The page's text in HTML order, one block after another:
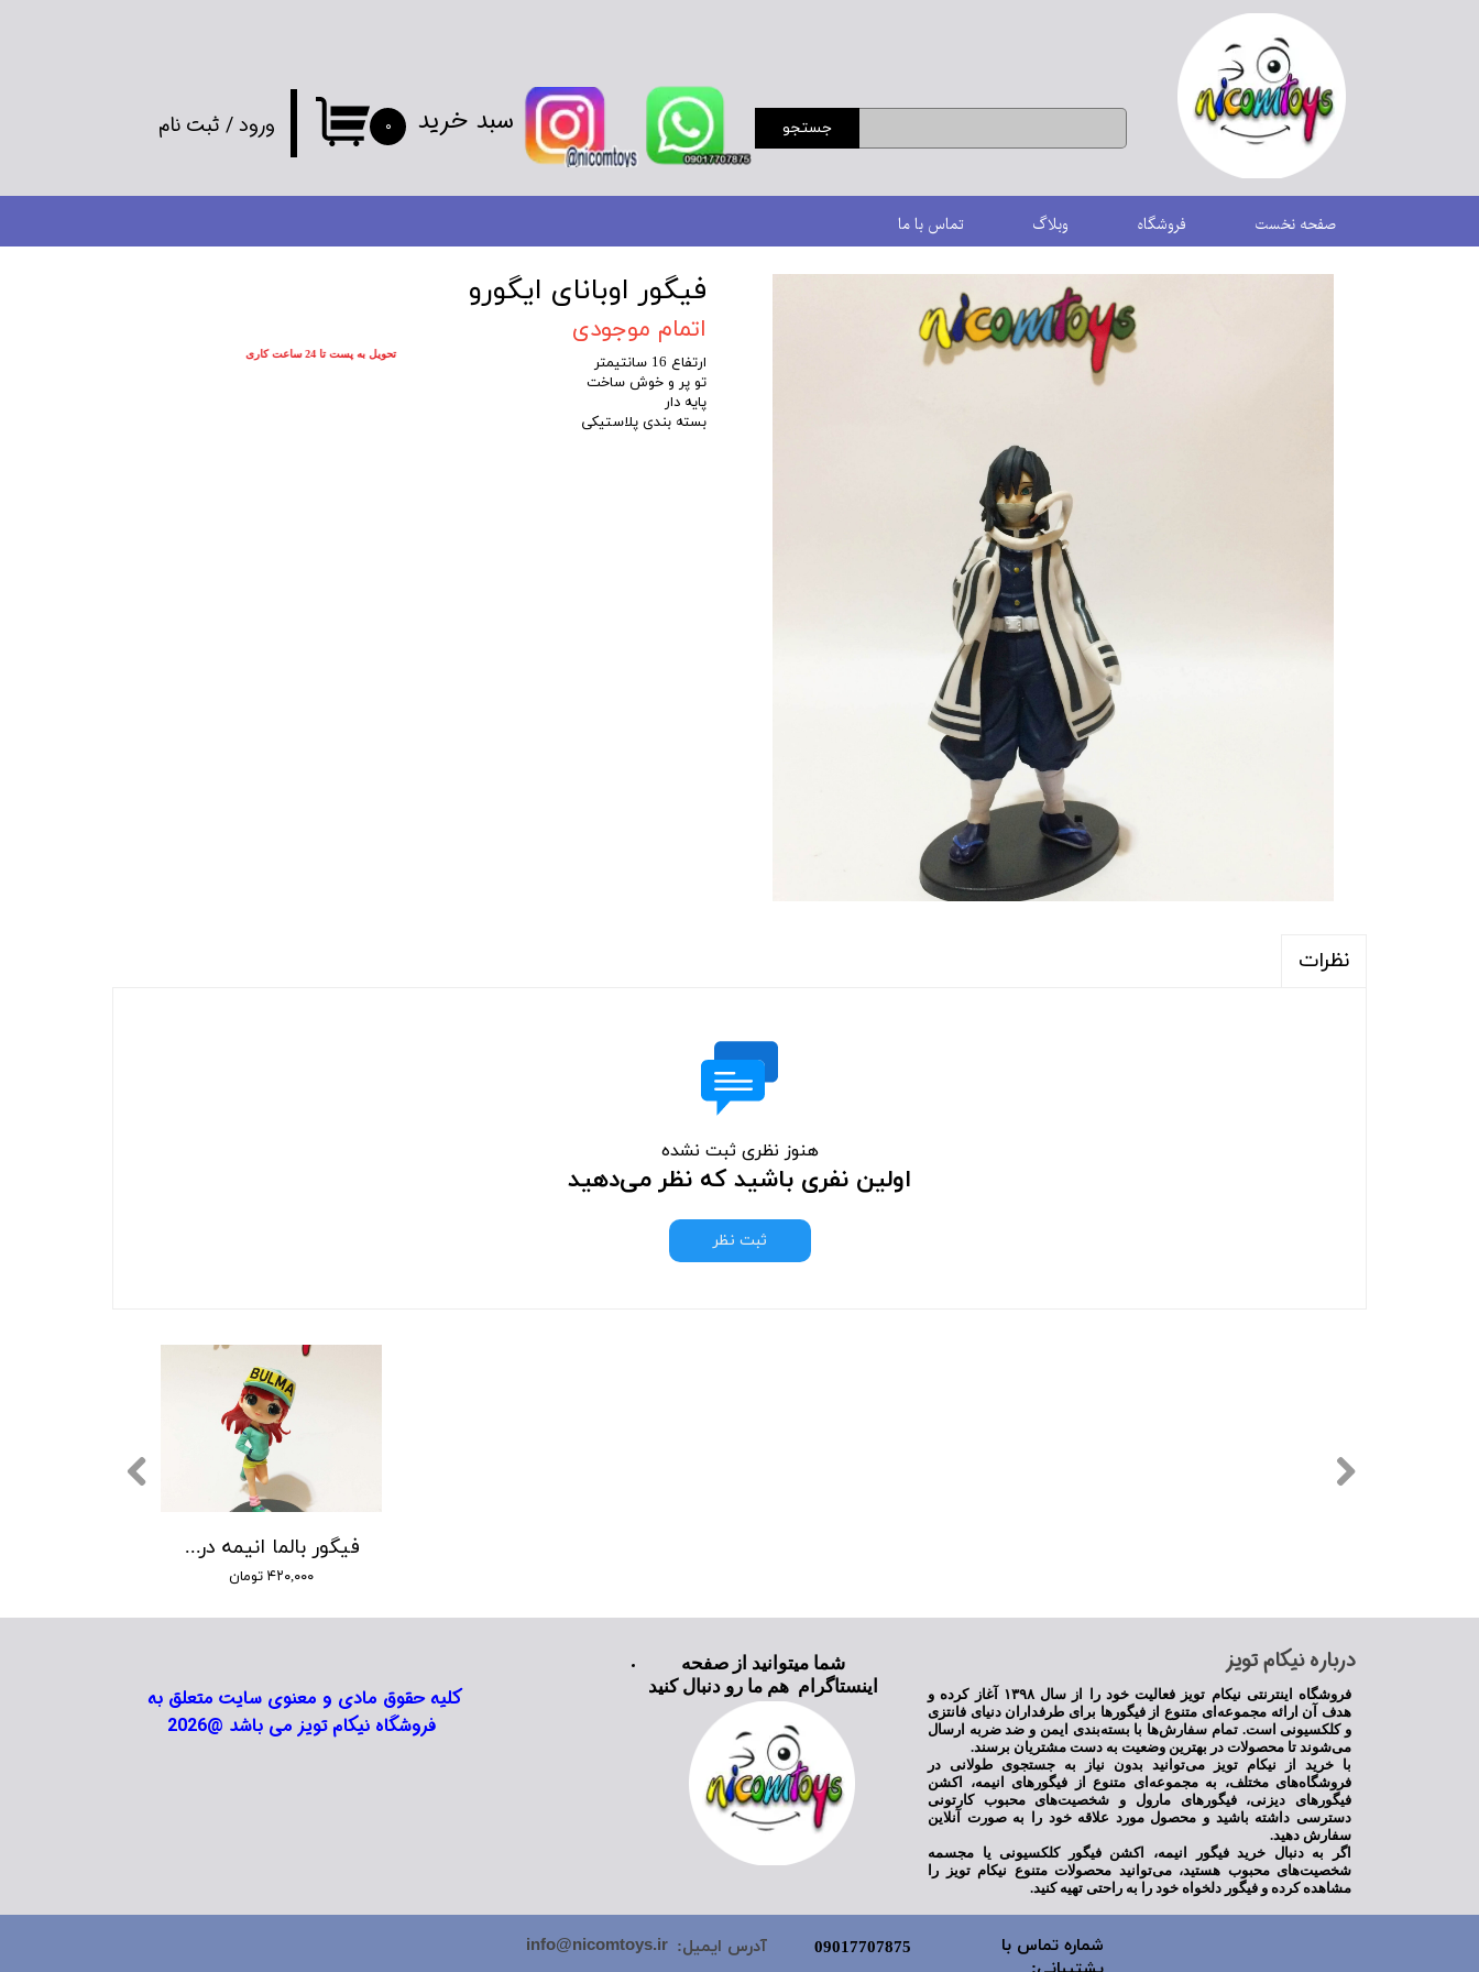
ورود/ ثبت نام جستجو ۰ سبد خرید
صفحه نخست فروشگاه وبلاگ تماس با ما
فیگور اوبانای ایگورو
اتمام موجودی
ارتفاع 16 سانتیمتر
تو پر و خوش ساخت
پایه دار
بسته بندی پلاستیکی
نظرات
هنوز نظری ثبت نشده
اولین نفری باشید که نظر می‌دهید
ثبت نظر
فیگور بالما انیمه دراگون بال
۴۲۰,۰۰۰ تومان
تحویل به پست تا 24 ساعت کاری
​درباره نیکام تویز
فروشگاه اینترنتی نیکام تویز فعالیت خود را از سال ۱۳۹۸ آغاز کرده و
هدف آن ارائه مجموعه‌ای متنوع از فیگورها برای طرفداران دنیای فانتزی
و کلکسیونی است. تمام سفارش‌ها با بسته‌بندی ایمن و ضد ضربه ارسال
می‌شوند تا محصولات در بهترین وضعیت به دست مشتریان برسند.
با خرید از نیکام تویز می‌توانید بدون نیاز به جستجوی طولانی در
فروشگاه‌های مختلف، به مجموعه‌ای متنوع از فیگورهای انیمه، اکشن
فیگورهای دیزنی، فیگورهای مارول و شخصیت‌های محبوب کارتونی
دسترسی داشته باشید و محصول مورد علاقه خود را به صورت آنلاین
سفارش دهید.
اگر به دنبال خرید فیگور انیمه، اکشن فیگور کلکسیونی یا مجسمه
شخصیت‌های محبوب هستید، می‌توانید محصولات متنوع نیکام تویز را
مشاهده کرده و فیگور دلخواه خود را به راحتی تهیه کنید.
فروشگاه نیکام تویز می باشد @2026
شما میتوانید از صفحه
اینستاگرام هم ما رو دنبال کنید
شماره تماس با
09017707875 آدرس ایمیل: info@nicomtoys.ir